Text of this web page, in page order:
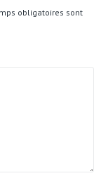
obligatoires sont